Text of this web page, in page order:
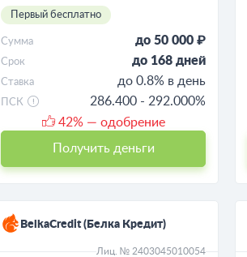
Первый бесплатно
Сумма до 50 000 ₽
Срок до 168 дней
Ставка до 0.8% в день
ПСК
286.400 - 292.000%
42% — одобрение
Получить деньги
BelkaCredit (Белка Кредит)
Лиц. № 2403045010054